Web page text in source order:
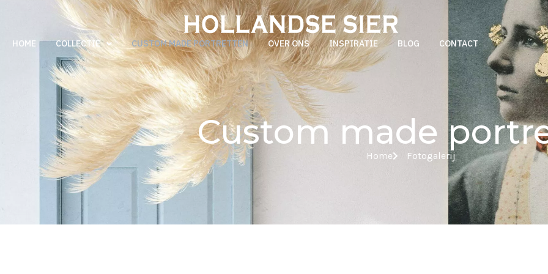
HOME COLLECTIE CUSTOM MADE PORTRETTEN OVER ONS INSPIRATIE BLOG CONTACT
Custom made
Home Fotogalerij